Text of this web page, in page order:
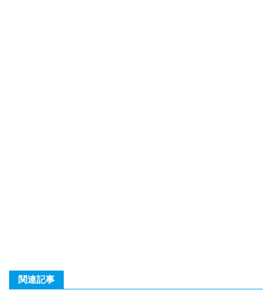
関連記事